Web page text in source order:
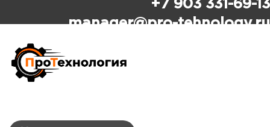
+7 903 331-69-13
manager@pro-tehnology.ru